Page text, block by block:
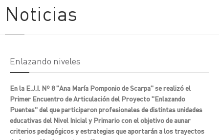
Noticias
Enlazando niveles
En la E.J.I. Nº 8 "Ana María Pomponio de Scarpa" se realizó el
Primer Encuentro de Articulación del Proyecto "Enlazando
Puentes" del que participaron profesionales de distintas unidades
educativas del Nivel Inicial y Primario con el objetivo de aunar
criterios pedagógicos y estrategias que aportarán a los trayectos